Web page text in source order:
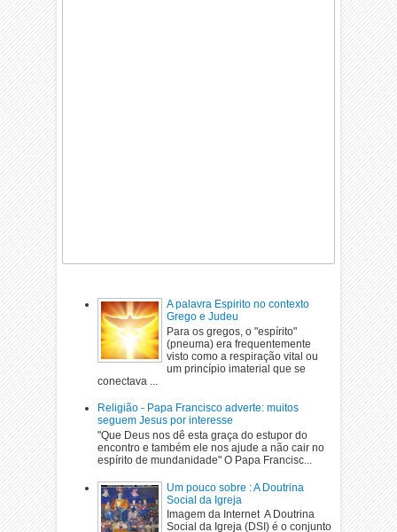
A palavra Espirito no contexto
Grego e Judeu
Para os gregos, o "espírito"
(pneuma) era frequentemente
visto como a respiração vital ou
um princípio imaterial que se
conectava ...
Religião - Papa Francisco adverte: muitos
seguem Jesus por interesse
"Que Deus nos dê esta graça do estupor do
encontro e também ele nos ajude a não cair no
espírito de mundanidade" O Papa Francisc...
Um pouco sobre : A Doutrina
Social da Igreja
Imagem da Internet A Doutrina
Social da Igreja (DSI) é o conjunto